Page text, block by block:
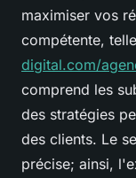
maximiser vos
compétente,
digital.com/
comprend les
des stratégies
des clients. Le
précise; ainsi,